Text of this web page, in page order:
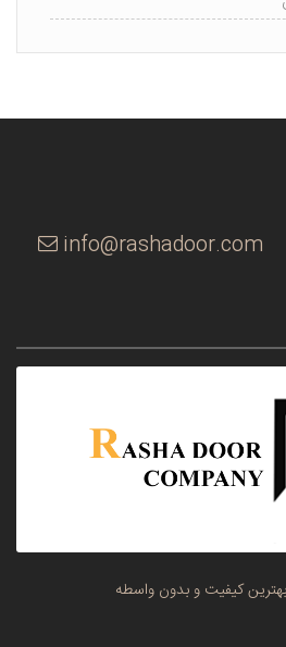
info@rashadoor.com
کیفیت و بدون واسطه